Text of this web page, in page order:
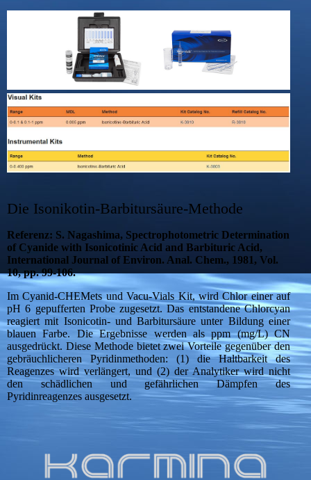
Die Isonikotin-Barbitursäure-Methode
Referenz: S. Nagashima, Spectrophotometric Determination
of Cyanide with Isonicotinic Acid and Barbituric Acid,
International Journal of Environ. Anal. Chem., 1981, Vol.
10, pp. 99-106.
Im Cyanid-CHEMets und Vacu-Vials Kit, wird Chlor einer auf
pH 6 gepufferten Probe zugesetzt. Das entstandene Chlorcyan
reagiert mit Isonicotin- und Barbitursäure unter Bildung einer
blauen Farbe. Die Ergebnisse werden als ppm (mg/L) CN
ausgedrückt. Diese Methode bietet zwei Vorteile gegenüber den
gebräuchlicheren Pyridinmethoden: (1) die Haltbarkeit des
Reagenzes wird verlängert, und (2) der Analytiker wird nicht
den schädlichen und gefährlichen Dämpfen des
Pyridinreagenzes ausgesetzt.